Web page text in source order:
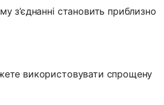
з’єднанні становить приблизно
використовувати спрощену